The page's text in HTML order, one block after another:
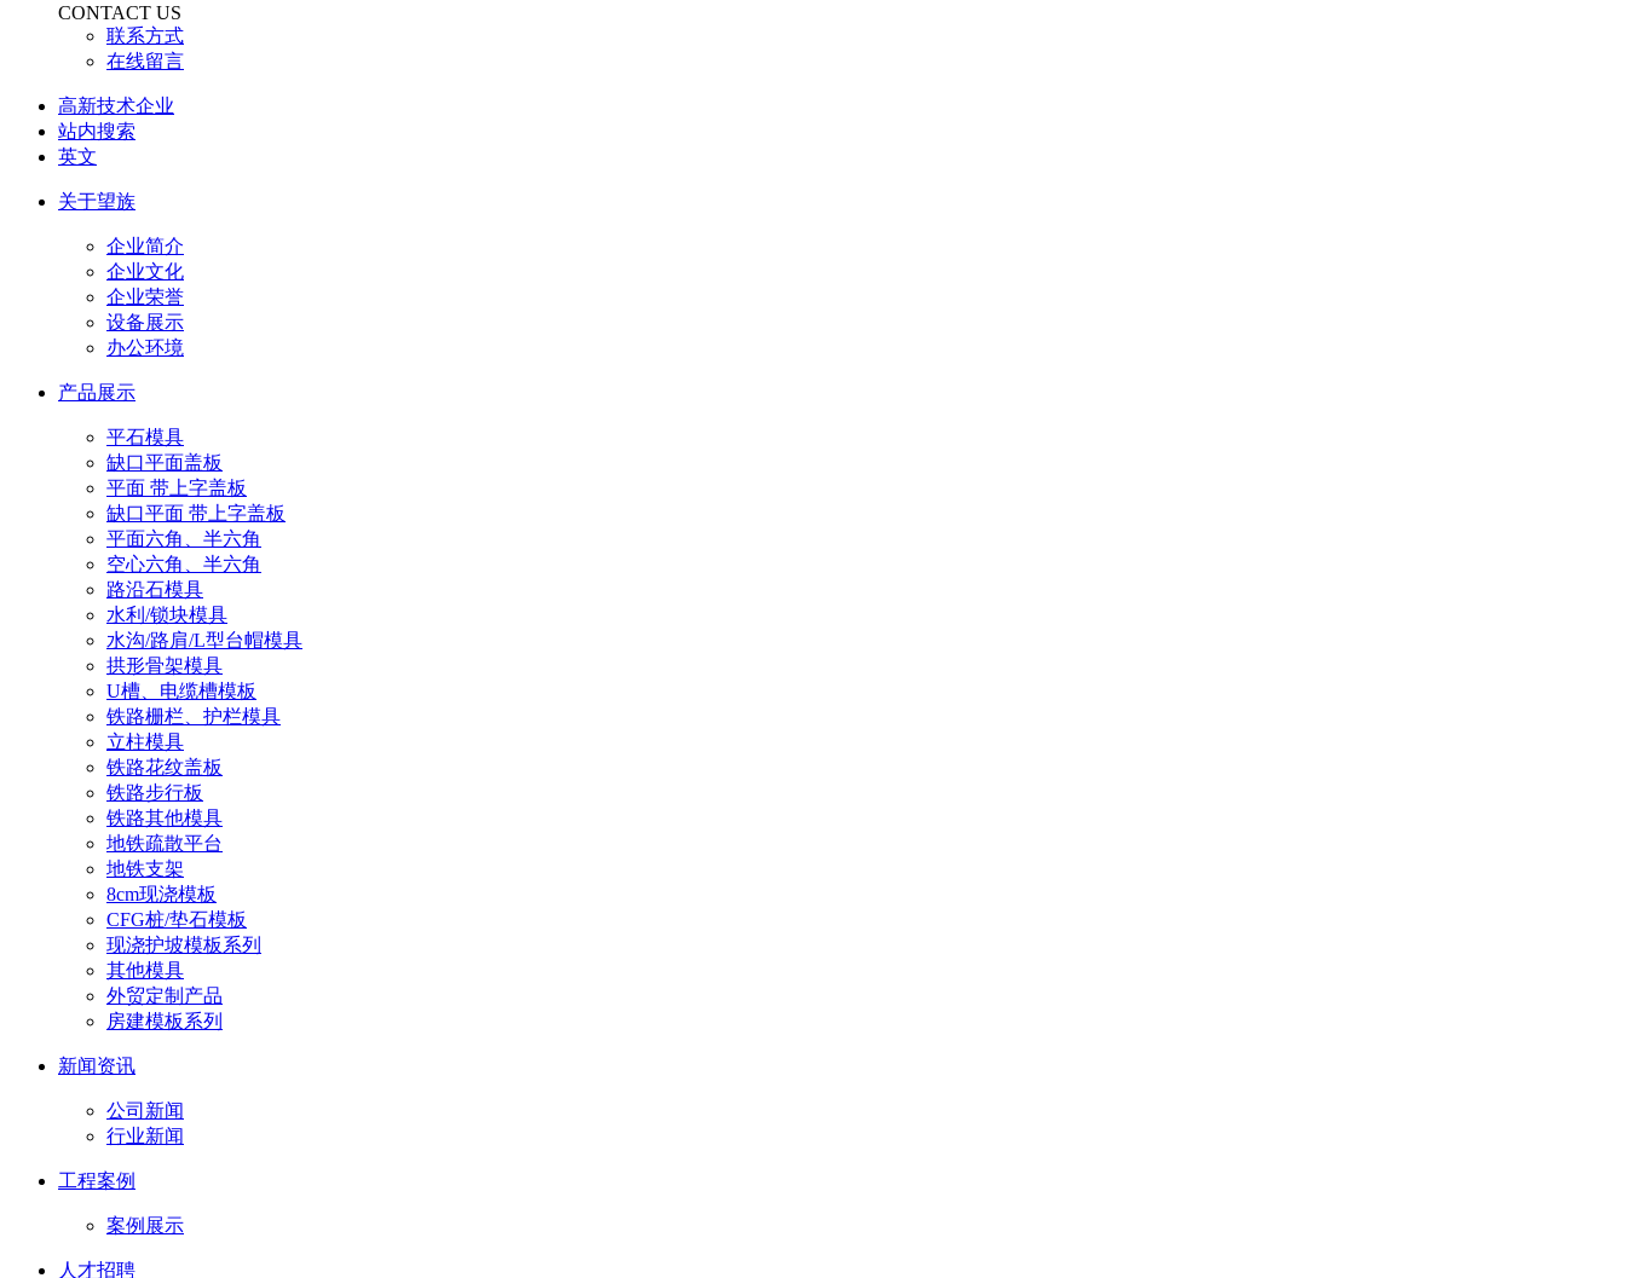
CONTACT US
联系方式
在线留言
高新技术企业
站内搜索
英文
关于望族
企业简介
企业文化
企业荣誉
设备展示
办公环境
产品展示
平石模具
缺口平面盖板
平面 带上字盖板
缺口平面 带上字盖板
平面六角、半六角
空心六角、半六角
路沿石模具
水利/锁块模具
水沟/路肩/L型台帽模具
拱形骨架模具
U槽、电缆槽模板
铁路栅栏、护栏模具
立柱模具
铁路花纹盖板
铁路步行板
铁路其他模具
地铁疏散平台
地铁支架
8cm现浇模板
CFG桩/垫石模板
现浇护坡模板系列
其他模具
外贸定制产品
房建模板系列
新闻资讯
公司新闻
行业新闻
工程案例
案例展示
人才招聘